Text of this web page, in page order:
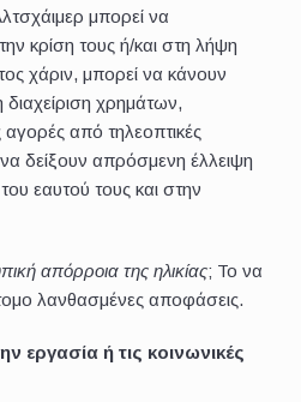
μπορεί να
κρίση τους ή/και στη λήψη
χάριν, μπορεί να κάνουν
χρημάτων,
από τηλεοπτικές
δείξουν απρόσμενη έλλειψη
εαυτού τους και στην
απόρροια της ηλικίας; Το να
λανθασμένες αποφάσεις.
εργασία ή τις κοινωνικές